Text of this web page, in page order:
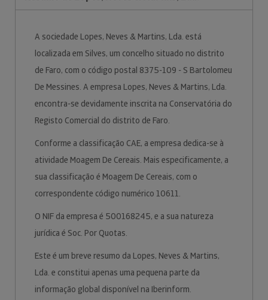
A sociedade Lopes, Neves & Martins, Lda. está
localizada em Silves, um concelho situado no distrito
de Faro, com o código postal 8375-109 - S Bartolomeu
De Messines. A empresa Lopes, Neves & Martins, Lda.
encontra-se devidamente inscrita na Conservatória do
Registo Comercial do distrito de Faro.
Conforme a classificação CAE, a empresa dedica-se à
atividade Moagem De Cereais. Mais especificamente, a
sua classificação é Moagem De Cereais, com o
correspondente código numérico 10611.
O NIF da empresa é 500168245, e a sua natureza
jurídica é Soc. Por Quotas.
Este é um breve resumo da Lopes, Neves & Martins,
Lda. e constitui apenas uma pequena parte da
informação global disponível na Iberinform.